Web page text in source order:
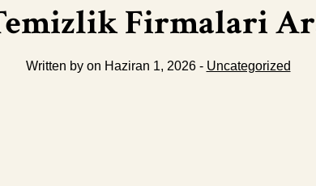
Firmalari
Written by on Haziran 1, 2026 - Uncategorized